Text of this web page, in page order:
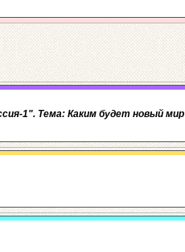
1". Тема: Каким будет новый мир